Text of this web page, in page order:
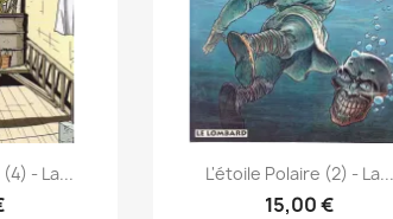
- La...  Anteprima
L'étoile Polaire (2) - La...
15,00 €